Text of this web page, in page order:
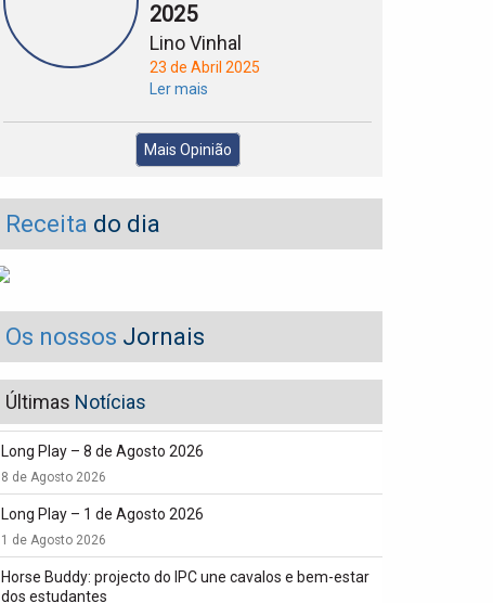
2025
Lino Vinhal
23 de Abril 2025
Ler mais
Mais Opinião
Receita do dia
Os nossos Jornais
Últimas Notícias
Long Play – 8 de Agosto 2026
8 de Agosto 2026
Long Play – 1 de Agosto 2026
1 de Agosto 2026
Horse Buddy: projecto do IPC une cavalos e bem-estar
dos estudantes